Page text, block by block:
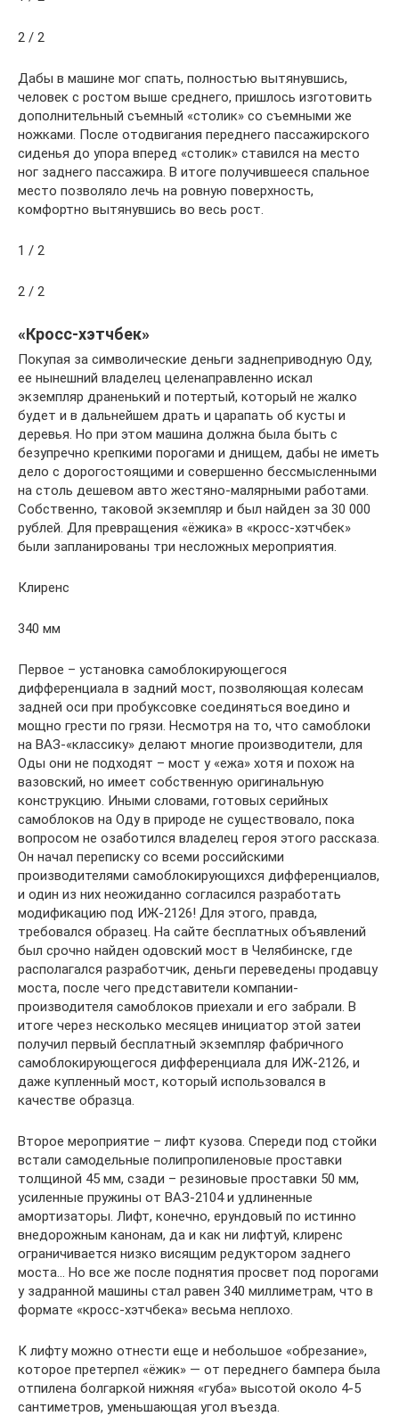
2 / 2
Дабы в машине мог спать, полностью вытянувшись,
человек с ростом выше среднего, пришлось изготовить
дополнительный съемный «столик» со съемными же
ножками. После отодвигания переднего пассажирского
сиденья до упора вперед «столик» ставился на место
ног заднего пассажира. В итоге получившееся спальное
место позволяло лечь на ровную поверхность,
комфортно вытянувшись во весь рост.
1 / 2
2 / 2
«Кросс-хэтчбек»
Покупая за символические деньги заднеприводную Оду,
ее нынешний владелец целенаправленно искал
экземпляр драненький и потертый, который не жалко
будет и в дальнейшем драть и царапать об кусты и
деревья. Но при этом машина должна была быть с
безупречно крепкими порогами и днищем, дабы не иметь
дело с дорогостоящими и совершенно бессмысленными
на столь дешевом авто жестяно-малярными работами.
Собственно, таковой экземпляр и был найден за 30 000
рублей. Для превращения «ёжика» в «кросс-хэтчбек»
были запланированы три несложных мероприятия.
Клиренс
340 мм
Первое – установка самоблокирующегося
дифференциала в задний мост, позволяющая колесам
задней оси при пробуксовке соединяться воедино и
мощно грести по грязи. Несмотря на то, что самоблоки
на ВАЗ-«классику» делают многие производители, для
Оды они не подходят – мост у «ежа» хотя и похож на
вазовский, но имеет собственную оригинальную
конструкцию. Иными словами, готовых серийных
самоблоков на Оду в природе не существовало, пока
вопросом не озаботился владелец героя этого рассказа.
Он начал переписку со всеми российскими
производителями самоблокирующихся дифференциалов,
и один из них неожиданно согласился разработать
модификацию под ИЖ-2126! Для этого, правда,
требовался образец. На сайте бесплатных объявлений
был срочно найден одовский мост в Челябинске, где
располагался разработчик, деньги переведены продавцу
моста, после чего представители компании-
производителя самоблоков приехали и его забрали. В
итоге через несколько месяцев инициатор этой затеи
получил первый бесплатный экземпляр фабричного
самоблокирующегося дифференциала для ИЖ-2126, и
даже купленный мост, который использовался в
качестве образца.
Второе мероприятие – лифт кузова. Спереди под стойки
встали самодельные полипропиленовые проставки
толщиной 45 мм, сзади – резиновые проставки 50 мм,
усиленные пружины от ВАЗ-2104 и удлиненные
амортизаторы. Лифт, конечно, ерундовый по истинно
внедорожным канонам, да и как ни лифтуй, клиренс
ограничивается низко висящим редуктором заднего
моста… Но все же после поднятия просвет под порогами
у задранной машины стал равен 340 миллиметрам, что в
формате «кросс-хэтчбека» весьма неплохо.
К лифту можно отнести еще и небольшое «обрезание»,
которое претерпел «ёжик» — от переднего бампера была
отпилена болгаркой нижняя «губа» высотой около 4-5
сантиметров, уменьшающая угол въезда.